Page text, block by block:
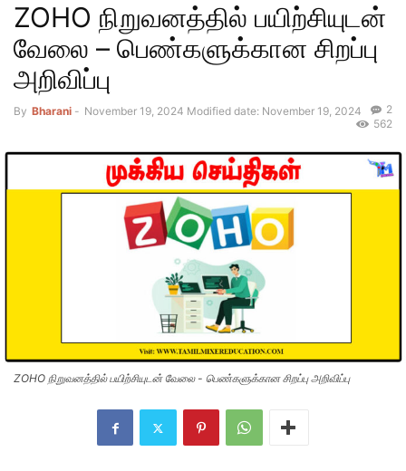
ZOHO நிறுவனத்தில் பயிற்சியுடன்
வேலை – பெண்களுக்கான சிறப்பு
அறிவிப்பு
By Bharani - November 19, 2024 Modified date: November 19, 2024
2
562
ZOHO நிறுவனத்தில் பயிற்சியுடன் வேலை - பெண்களுக்கான சிறப்பு அறிவிப்பு